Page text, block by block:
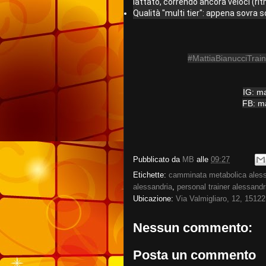
IG:
FB:
Pubblicato da MB alle 09:27
Etichette: camminata metabolica
alessandria, personal trainer
Ubicazione: Via Valmigliaro, 12,
Nessun commento:
Posta un commento